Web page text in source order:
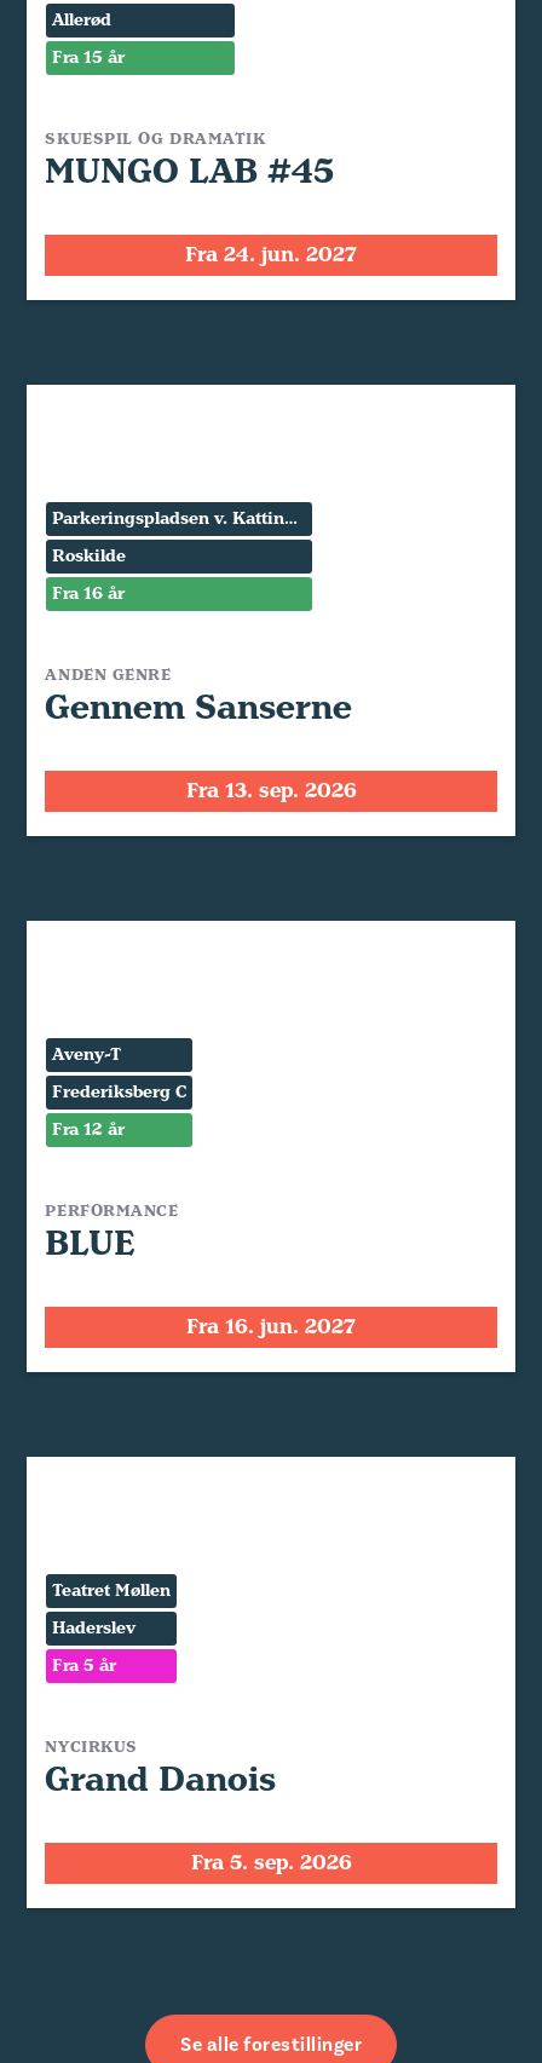
Allerød
Fra 15 år
SKUESPIL OG DRAMATIK
MUNGO LAB #45
Fra 24. jun. 2027
Parkeringspladsen v. Kattinge Værk
Roskilde
Fra 16 år
ANDEN GENRE
Gennem Sanserne
Fra 13. sep. 2026
Aveny-T
Frederiksberg C
Fra 12 år
PERFORMANCE
BLUE
Fra 16. jun. 2027
Teatret Møllen
Haderslev
Fra 5 år
NYCIRKUS
Grand Danois
Fra 5. sep. 2026
Se alle forestillinger